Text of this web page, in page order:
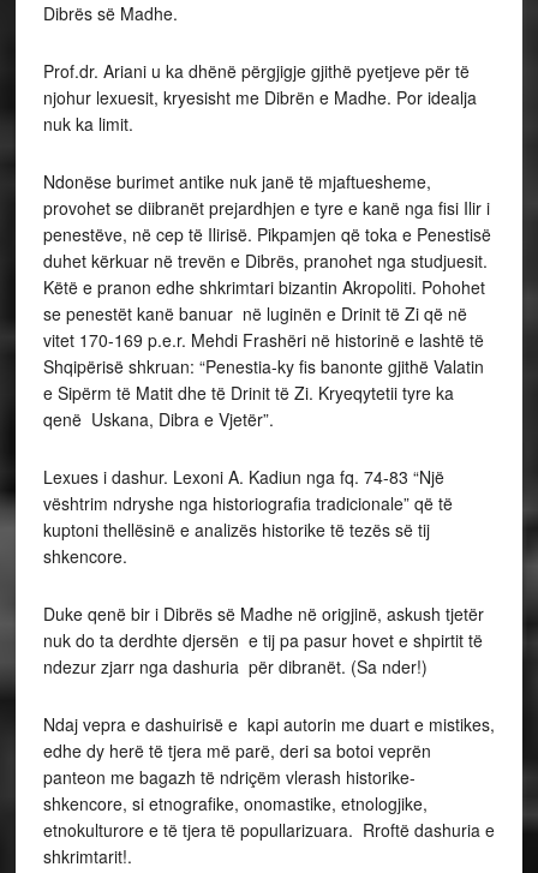
Dibrës së Madhe.
Prof.dr. Ariani u ka dhënë përgjigje gjithë pyetjeve për të
njohur lexuesit, kryesisht me Dibrën e Madhe. Por idealja
nuk ka limit.
Ndonëse burimet antike nuk janë të mjaftuesheme,
provohet se diibranët prejardhjen e tyre e kanë nga fisi Ilir i
penestëve, në cep të Ilirisë. Pikpamjen që toka e Penestisë
duhet kërkuar në trevën e Dibrës, pranohet nga studjuesit.
Këtë e pranon edhe shkrimtari bizantin Akropoliti. Pohohet
se penestët kanë banuar në luginën e Drinit të Zi që në
vitet 170-169 p.e.r. Mehdi Frashëri në historinë e lashtë të
Shqipërisë shkruan: “Penestia-ky fis banonte gjithë Valatin
e Sipërm të Matit dhe të Drinit të Zi. Kryeqytetii tyre ka
qenë Uskana, Dibra e Vjetër”.
Lexues i dashur. Lexoni A. Kadiun nga fq. 74-83 “Një
vështrim ndryshe nga historiografia tradicionale” që të
kuptoni thellësinë e analizës historike të tezës së tij
shkencore.
Duke qenë bir i Dibrës së Madhe në origjinë, askush tjetër
nuk do ta derdhte djersën e tij pa pasur hovet e shpirtit të
ndezur zjarr nga dashuria për dibranët. (Sa nder!)
Ndaj vepra e dashuirisë e kapi autorin me duart e mistikes,
edhe dy herë të tjera më parë, deri sa botoi veprën
panteon me bagazh të ndriçëm vlerash historike-
shkencore, si etnografike, onomastike, etnologjike,
etnokulturore e të tjera të popullarizuara. Rroftë dashuria e
shkrimtarit!.